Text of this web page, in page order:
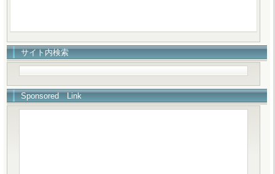
サイト内検索
Sponsored Link